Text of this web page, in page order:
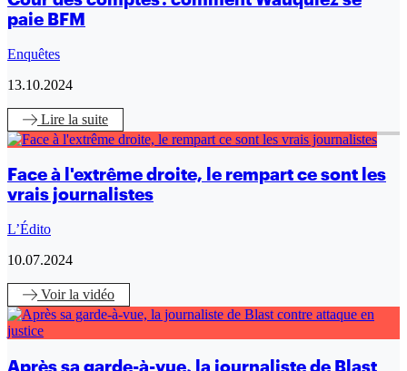
paie BFM
Enquêtes
13.10.2024
Lire la suite
Face à l'extrême droite, le rempart ce sont les
vrais journalistes
L’Édito
10.07.2024
Voirla vidéo
Après sa garde-à-vue, la journaliste de Blast